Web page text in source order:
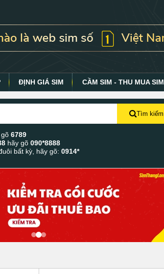
ĐỊNH GIÁ SIM CẦM SIM - THU MUA SIM
Tìm kiếm
gõ6789
hãy gõ090*8888
bất kỳ, hãy gõ:0914*